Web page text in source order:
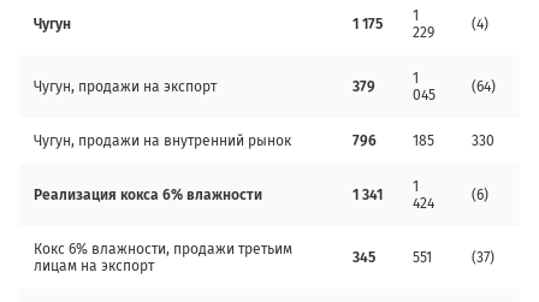
Чугун 1 175
1
229
(4)
Чугун, продажи на экспорт 379
1
045
(64)
Чугун, продажи на внутренний рынок 796 185 330
Реализация кокса 6% влажности 1 341
1
424
(6)
Кокс 6% влажности, продажи третьим
лицам на экспорт
345 551 (37)